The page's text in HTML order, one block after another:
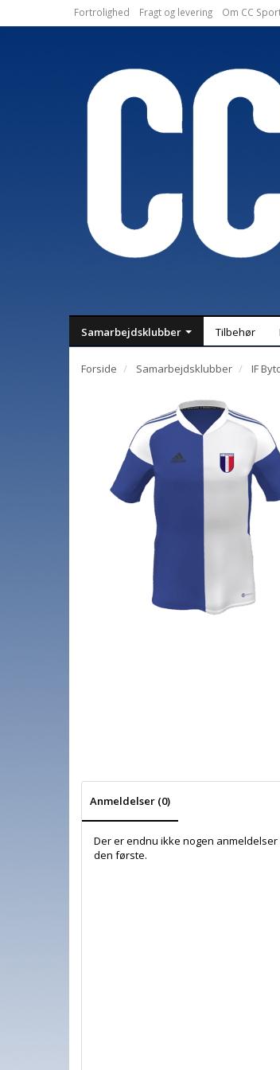
Fortrolighed Fragt og levering Om CC
Samarbejdsklubber Tilbehør
Forside Samarbejdsklubber IF
Anmeldelser (0)
Der er endnu ikke nogen
den første.